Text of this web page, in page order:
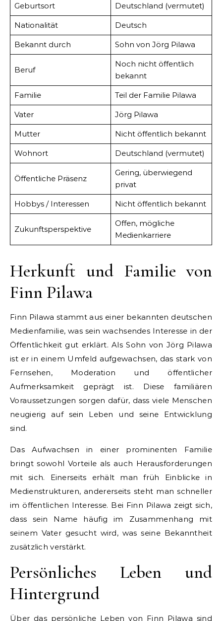
Geburtsort Deutschland (vermutet)
Nationalität Deutsch
Bekannt durch Sohn von Jörg Pilawa
Beruf
Noch nicht öffentlich
bekannt
Familie Teil der Familie Pilawa
Vater Jörg Pilawa
Mutter Nicht öffentlich bekannt
Wohnort Deutschland (vermutet)
Öffentliche Präsenz
Gering, überwiegend
privat
Hobbys / Interessen Nicht öffentlich bekannt
Zukunftsperspektive
Offen, mögliche
Medienkarriere
Herkunft und Familie von
Finn Pilawa
Finn Pilawa stammt aus einer bekannten deutschen
Medienfamilie, was sein wachsendes Interesse in der
Öffentlichkeit gut erklärt. Als Sohn von Jörg Pilawa
ist er in einem Umfeld aufgewachsen, das stark von
Fernsehen, Moderation und öffentlicher
Aufmerksamkeit geprägt ist. Diese familiären
Voraussetzungen sorgen dafür, dass viele Menschen
neugierig auf sein Leben und seine Entwicklung
sind.
Das Aufwachsen in einer prominenten Familie
bringt sowohl Vorteile als auch Herausforderungen
mit sich. Einerseits erhält man früh Einblicke in
Medienstrukturen, andererseits steht man schneller
im öffentlichen Interesse. Bei Finn Pilawa zeigt sich,
dass sein Name häufig im Zusammenhang mit
seinem Vater gesucht wird, was seine Bekanntheit
zusätzlich verstärkt.
Persönliches Leben und
Hintergrund
Über das persönliche Leben von Finn Pilawa sind